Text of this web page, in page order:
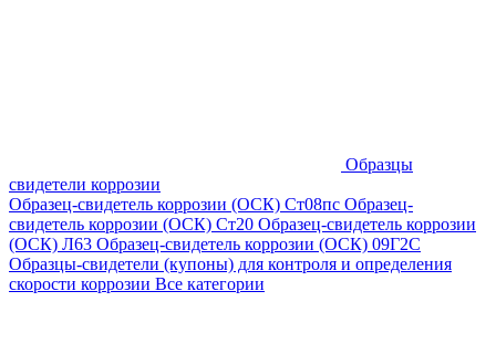
Образцы
свидетели коррозии
Образец-свидетель коррозии (ОСК) Ст08пс Образец-
свидетель коррозии (ОСК) Ст20 Образец-свидетель коррозии
(ОСК) Л63 Образец-свидетель коррозии (ОСК) 09Г2С
Образцы-свидетели (купоны) для контроля и определения
скорости коррозии Все категории